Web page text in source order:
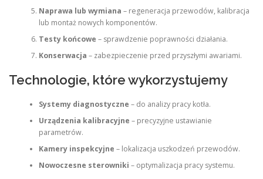
Naprawa lub wymiana – regeneracja przewodów, kalibracja
lub montaż nowych komponentów.
Testy końcowe – sprawdzenie poprawności działania.
Konserwacja – zabezpieczenie przed przyszłymi awariami.
Technologie, które wykorzystujemy
Systemy diagnostyczne – do analizy pracy kotła.
Urządzenia kalibracyjne – precyzyjne ustawianie
parametrów.
Kamery inspekcyjne – lokalizacja uszkodzeń przewodów.
Nowoczesne sterowniki – optymalizacja pracy systemu.